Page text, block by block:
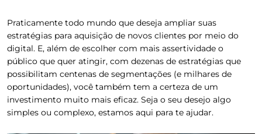
Praticamente todo mundo que deseja ampliar suas
estratégias para aquisição de novos clientes por meio do
digital. E, além de escolher com mais assertividade o
público que quer atingir, com dezenas de estratégias que
possibilitam centenas de segmentações (e milhares de
oportunidades), você também tem a certeza de um
investimento muito mais eficaz. Seja o seu desejo algo
simples ou complexo, estamos aqui para te ajudar.